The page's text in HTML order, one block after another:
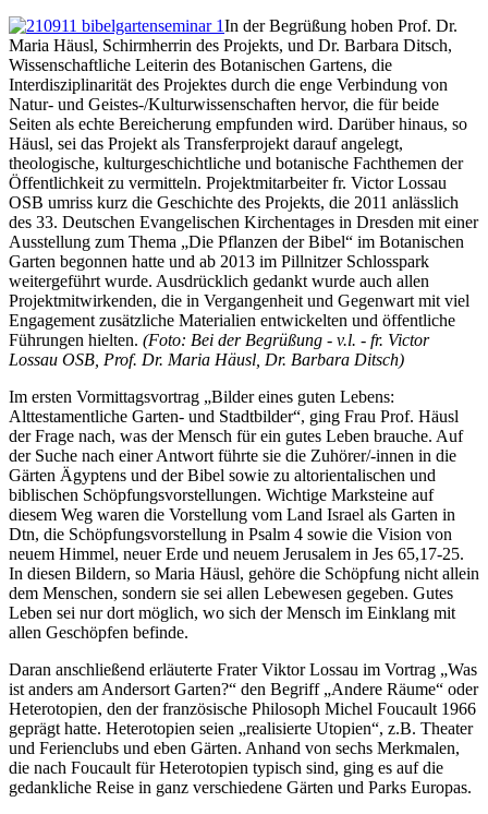
In der Begrüßung hoben Prof. Dr.
Maria Häusl, Schirmherrin des Projekts, und Dr. Barbara Ditsch,
Wissenschaftliche Leiterin des Botanischen Gartens, die
Interdisziplinarität des Projektes durch die enge Verbindung von
Natur- und Geistes-/Kulturwissenschaften hervor, die für beide
Seiten als echte Bereicherung empfunden wird. Darüber hinaus, so
Häusl, sei das Projekt als Transferprojekt darauf angelegt,
theologische, kulturgeschichtliche und botanische Fachthemen der
Öffentlichkeit zu vermitteln. Projektmitarbeiter fr. Victor Lossau
OSB umriss kurz die Geschichte des Projekts, die 2011 anlässlich
des 33. Deutschen Evangelischen Kirchentages in Dresden mit einer
Ausstellung zum Thema „Die Pflanzen der Bibel“ im Botanischen
Garten begonnen hatte und ab 2013 im Pillnitzer Schlosspark
weitergeführt wurde. Ausdrücklich gedankt wurde auch allen
Projektmitwirkenden, die in Vergangenheit und Gegenwart mit viel
Engagement zusätzliche Materialien entwickelten und öffentliche
Führungen hielten. (Foto: Bei der Begrüßung - v.l. - fr. Victor
Lossau OSB, Prof. Dr. Maria Häusl, Dr. Barbara Ditsch)
Im ersten Vormittagsvortrag „Bilder eines guten Lebens:
Alttestamentliche Garten- und Stadtbilder“, ging Frau Prof. Häusl
der Frage nach, was der Mensch für ein gutes Leben brauche. Auf
der Suche nach einer Antwort führte sie die Zuhörer/-innen in die
Gärten Ägyptens und der Bibel sowie zu altorientalischen und
biblischen Schöpfungsvorstellungen. Wichtige Marksteine auf
diesem Weg waren die Vorstellung vom Land Israel als Garten in
Dtn, die Schöpfungsvorstellung in Psalm 4 sowie die Vision von
neuem Himmel, neuer Erde und neuem Jerusalem in Jes 65,17-25.
In diesen Bildern, so Maria Häusl, gehöre die Schöpfung nicht allein
dem Menschen, sondern sie sei allen Lebewesen gegeben. Gutes
Leben sei nur dort möglich, wo sich der Mensch im Einklang mit
allen Geschöpfen befinde.
Daran anschließend erläuterte Frater Viktor Lossau im Vortrag „Was
ist anders am Andersort Garten?“ den Begriff „Andere Räume“ oder
Heterotopien, den der französische Philosoph Michel Foucault 1966
geprägt hatte. Heterotopien seien „realisierte Utopien“, z.B. Theater
und Ferienclubs und eben Gärten. Anhand von sechs Merkmalen,
die nach Foucault für Heterotopien typisch sind, ging es auf die
gedankliche Reise in ganz verschiedene Gärten und Parks Europas.